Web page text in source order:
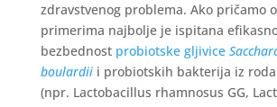
zdravstvenog problema. Ako pričamo
primerima najbolje je ispitana
bezbednost probiotske gljivice
boulardiii probiotskih bakterija iz roda
(npr. Lactobacillus rhamnosus GG,